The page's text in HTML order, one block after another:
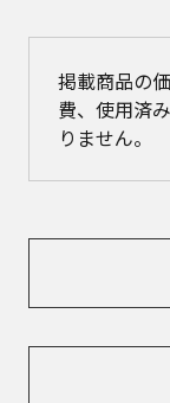
掲載商品の
費、使用済
りません。